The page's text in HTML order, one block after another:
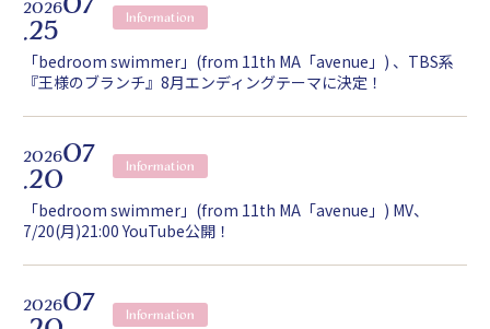
2026
.25
Information
「bedroom swimmer」(from 11th MA「avenue」) 、TBS系
『王様のブランチ』8月エンディングテーマに決定！
202607
.20
Information
「bedroom swimmer」(from 11th MA「avenue」) MV、
7/20(月)21:00 YouTube公開！
202607
Information